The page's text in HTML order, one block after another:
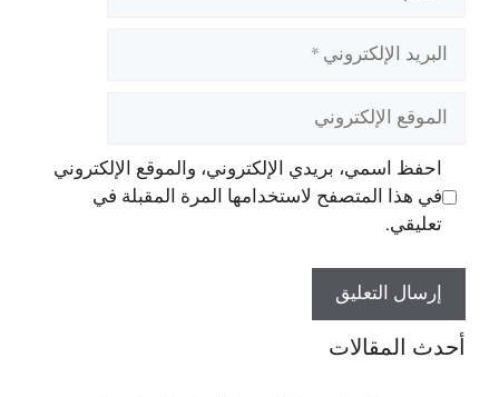
البريد
الإلكتروني
الموقع
الإلكتروني
احفظ اسمي، بريدي الإلكتروني، والموقع الإلكتروني
في هذا المتصفح لاستخدامها المرة المقبلة في
تعليقي.
أحدث المقالات